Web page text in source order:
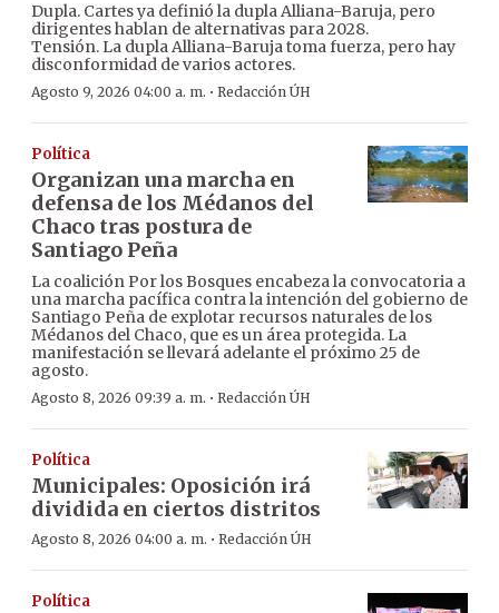
Dupla. Cartes ya definió la dupla Alliana-Baruja, pero
dirigentes hablan de alternativas para 2028.
Tensión. La dupla Alliana-Baruja toma fuerza, pero hay
disconformidad de varios actores.
Agosto 9, 2026 04:00 a. m. · Redacción ÚH
Política
Organizan una marcha en
defensa de los Médanos del
Chaco tras postura de
Santiago Peña
La coalición Por los Bosques encabeza la convocatoria a
una marcha pacífica contra la intención del gobierno de
Santiago Peña de explotar recursos naturales de los
Médanos del Chaco, que es un área protegida. La
manifestación se llevará adelante el próximo 25 de
agosto.
Agosto 8, 2026 09:39 a. m. · Redacción ÚH
Política
Municipales: Oposición irá
dividida en ciertos distritos
Agosto 8, 2026 04:00 a. m. · Redacción ÚH
Política